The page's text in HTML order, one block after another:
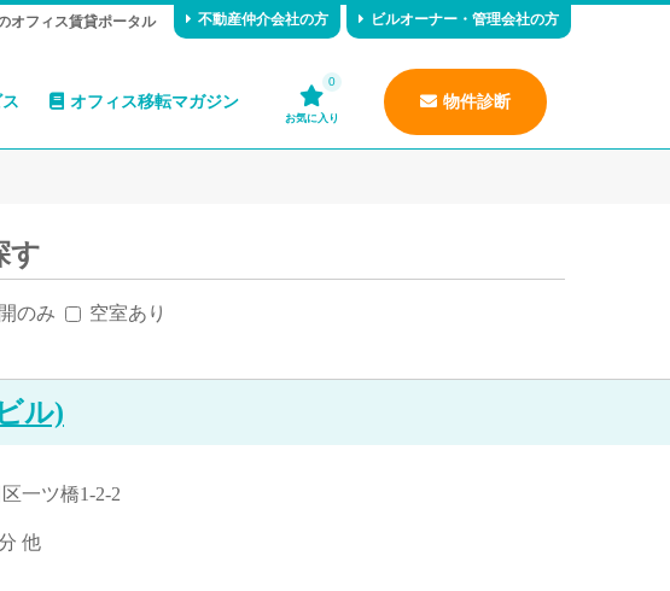
オフィス賃貸ポータル 不動産仲介会社の方 ビルオーナー・管理会社の方
オフィス移転マガジン
0
お気に入り
物件診断
す
のみ 空室あり
ル)
一ツ橋1-2-2
他